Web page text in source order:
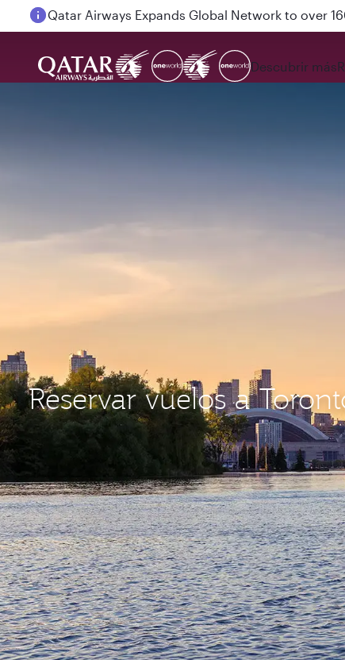
Passengers flying between Doha and Auckland on
Descubrir más
Reservar vuelos a